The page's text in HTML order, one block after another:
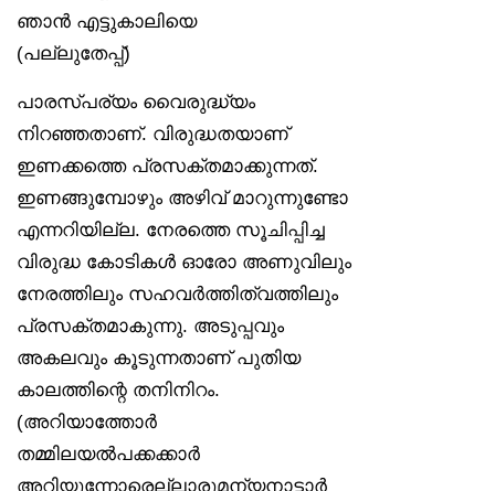
ഞാൻ എട്ടുകാലിയെ
(പല്ലുതേപ്പ്)
പാരസ്പര്യം വൈരുദ്ധ്യം
നിറഞ്ഞതാണ്. വിരുദ്ധതയാണ്
ഇണക്കത്തെ പ്രസക്തമാക്കുന്നത്.
ഇണങ്ങുമ്പോഴും അഴിവ് മാറുന്നുണ്ടോ
എന്നറിയില്ല. നേരത്തെ സൂചിപ്പിച്ച
വിരുദ്ധ കോടികൾ ഓരോ അണുവിലും
നേരത്തിലും സഹവർത്തിത്വത്തിലും
പ്രസക്തമാകുന്നു. അടുപ്പവും
അകലവും കൂടുന്നതാണ് പുതിയ
കാലത്തിന്റെ തനിനിറം.
(അറിയാത്തോർ
തമ്മിലയൽപക്കക്കാർ
അറിയുന്നോരെല്ലാരുമന്യനാട്ടാർ